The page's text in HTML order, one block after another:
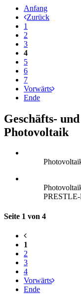
Anfang
Zurück
1
2
3
4
5
6
7
Vorwärts
Ende
Geschäfts-
Photovoltaik
PRESTLE-
Seite 1 von 4
1
2
3
4
Vorwärts
Ende